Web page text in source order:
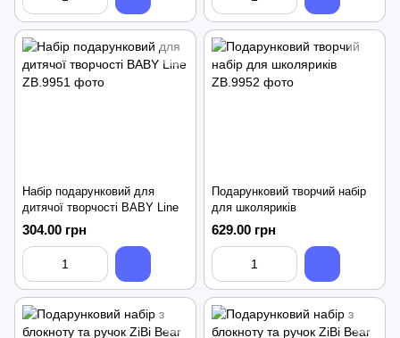
Набір подарунковий для
дитячої творчості BABY Line
304.00 грн
Подарунковий творчий набір
для школяриків
629.00 грн